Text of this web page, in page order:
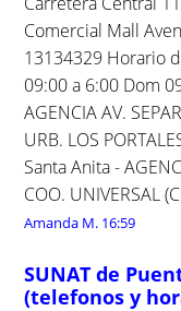
Comercial Mall
13134329 Horario
09:00 a 6:00 Dom
AGENCIA AV.
URB. LOS
Santa Anita -
COO. UNIVERSAL
Amanda M. 16:59
SUNAT de
(telefonos y